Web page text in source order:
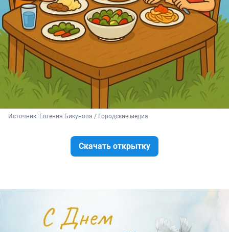
Источник: Евгения Бикунова / Городские медиа
Скачать открытку